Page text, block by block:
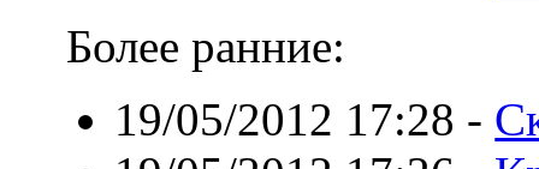
Более ранние:
19/05/2012 17:28 -